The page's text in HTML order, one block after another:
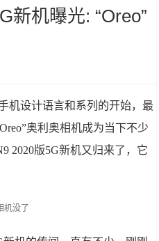
新机曝光: “Oreo”
机设计语言和系列的开始，最
奥利奥相机成为当下不少
2020版5G新机又归来了，它